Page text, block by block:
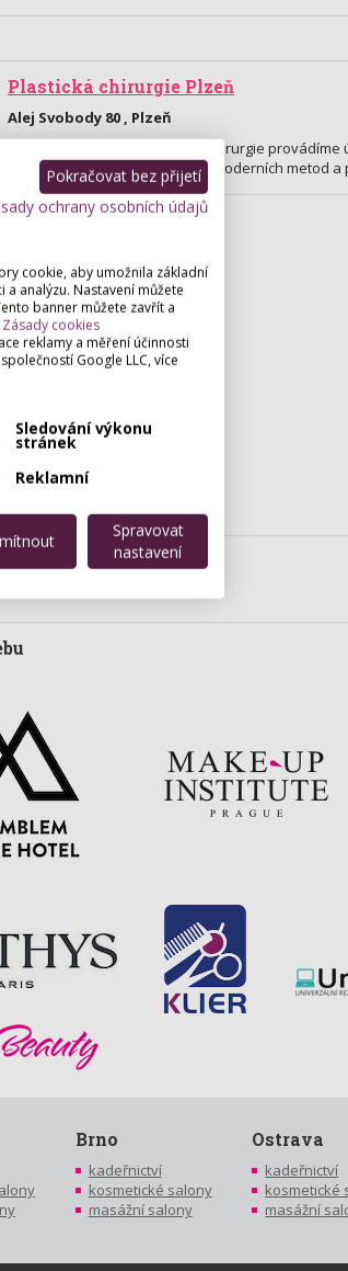
Plastická chirurgie Plzeň
Alej Svobody 80 , Plzeň
Na našem pracovišti plastické chirurgie
operací, při kterých využíváme moderních metod
Brno
kadeřnictví
kosmetické salony
masážní salony
Ostrava
kadeřnictví
kosmetické
masážní
Pokračovat bez přijetí
ochrany osobních údajů
cookie, aby umožnila základní
analýzu. Nastavení můžete
banner můžete zavřít a
Zásady cookies
reklamy a měření účinnosti
Google LLC, více
Sledování výkonu
stránek
Reklamní
Spravovat
nastavení